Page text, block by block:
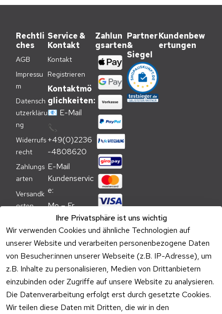
Ihre Privatsphäre ist uns wichtig
Wir verwenden Cookies und ähnliche Technologien auf
unserer Website und verarbeiten personenbezogene Daten
von Besucher:innen unserer Webseite (z.B. IP-Adresse), um
z.B. Inhalte zu personalisieren, Medien von Drittanbietern
einzubinden oder Zugriffe auf unsere Website zu analysieren.
Die Datenverarbeitung erfolgt erst durch gesetzte Cookies.
Wir teilen diese Daten mit Dritten, die wir in den
Rechtli
ches
AGB
Impressu
m
Datensch
utzerkläru
ng
Widerrufs
recht
Zahlungs
arten
Versandk
osten
nweis
Verpacku
ngshinwei
se
Altgeräte
-
Entsorgu
Service &
Kontakt
Kontakt
Registrieren
Kontaktmö
glichkeiten:
📧 E-Mail
📞
+49(0)2236
-4808620
E-Mail
Kundenservic
e:
Mo – Fr
09:00 –
17:00 Uhr
Telefon
Kundenservic
e:
Mo – Fr 11:00
– 15:00 Uhr
Zahlun
gsarten
Partner
&
Siegel
Kundenbew
ertungen